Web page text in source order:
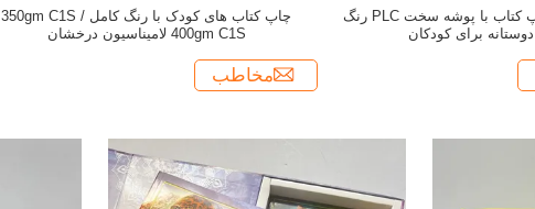
چاپ کتاب های کودک با رنگ کامل 350gm C1S /
400gm C1S لامیناسیون درخشان
مخاطب
خدمات چاپ کتاب با پوشه سخت PLC رنگ
دوستانه برای کودکان